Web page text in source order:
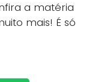
a matéria
mais! É só